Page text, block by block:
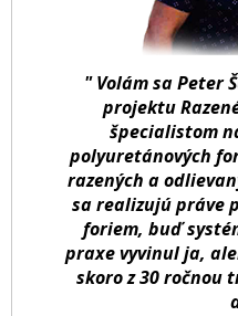
" Volám sa Peter
projektu
špecialistom
polyuretánových
razených a
sa realizujú práve
foriem, buď
praxe vyvinul ja,
skoro z 30 ročnou